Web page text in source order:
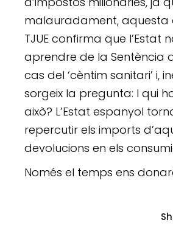
malauradament, aquesta
TJUE confirma que l’Estat
aprendre de la Sentència
cas del ‘cèntim sanitari’ i,
sorgeix la pregunta: I qui
això? L’Estat espanyol
repercutir els imports
devolucions en els
Només el temps ens